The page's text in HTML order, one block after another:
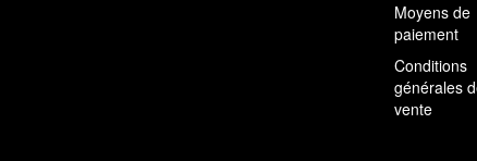
Moyens de
paiement
Conditions
générales
vente